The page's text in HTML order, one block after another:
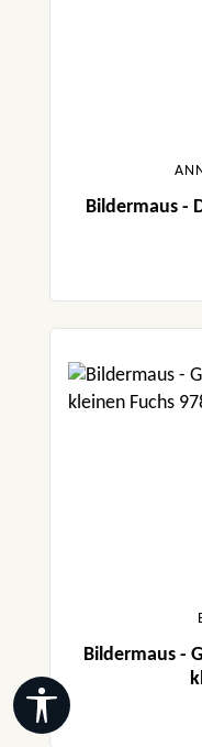
Bildermaus -
Bildermaus -
Werkzeugleiste